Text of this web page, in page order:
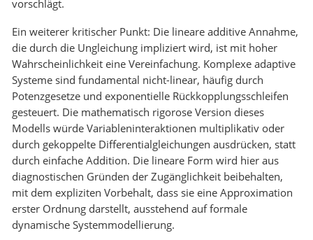
vorschlägt.
Ein weiterer kritischer Punkt: Die lineare additive Annahme,
die durch die Ungleichung impliziert wird, ist mit hoher
Wahrscheinlichkeit eine Vereinfachung. Komplexe adaptive
Systeme sind fundamental nicht-linear, häufig durch
Potenzgesetze und exponentielle Rückkopplungsschleifen
gesteuert. Die mathematisch rigorose Version dieses
Modells würde Variableninteraktionen multiplikativ oder
durch gekoppelte Differentialgleichungen ausdrücken, statt
durch einfache Addition. Die lineare Form wird hier aus
diagnostischen Gründen der Zugänglichkeit beibehalten,
mit dem expliziten Vorbehalt, dass sie eine Approximation
erster Ordnung darstellt, ausstehend auf formale
dynamische Systemmodellierung.